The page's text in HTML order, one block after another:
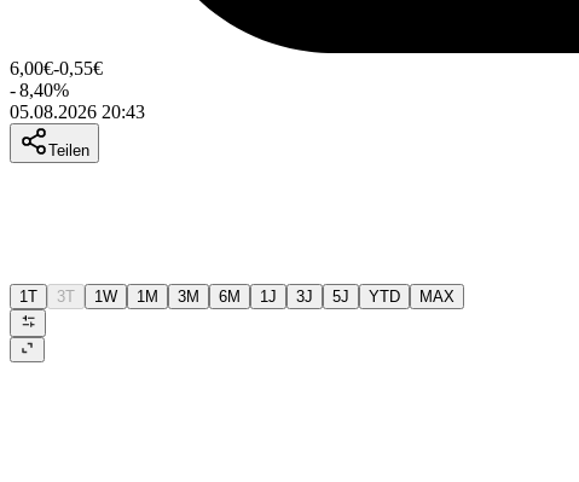
6,00€-0,55€
-8,40%
05.08.2026 20:43
Teilen
1T 3T 1W 1M 3M 6M 1J 3J 5J YTD MAX